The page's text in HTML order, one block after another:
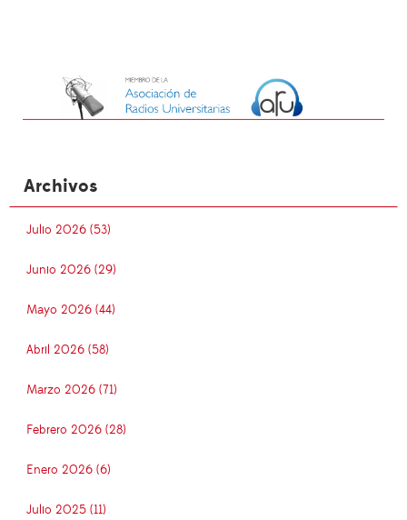
Archivos
Julio 2026 (53)
Junio 2026 (29)
Mayo 2026 (44)
Abril 2026 (58)
Marzo 2026 (71)
Febrero 2026 (28)
Enero 2026 (6)
Julio 2025 (11)